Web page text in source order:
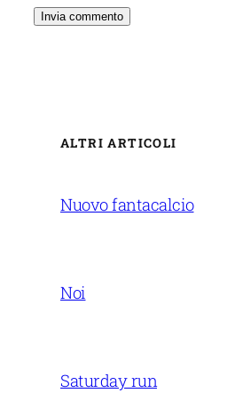
ALTRI ARTICOLI
Nuovo fantacalcio
Noi
Saturday run